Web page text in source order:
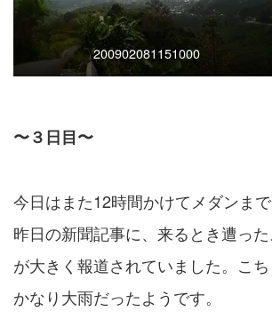
200902081151000
〜３日目〜
今日はまた12時間かけてメダンまで
昨日の新聞記事に、来るとき遭っ
が大きく報道されていました。こ
かなり大雨だったようです。